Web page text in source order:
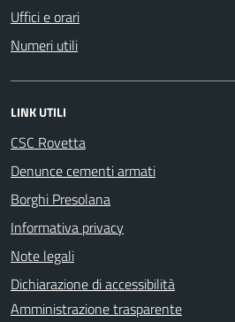
Uffici e orari
Numeri utili
LINK UTILI
CSC Rovetta
Denunce cementi armati
Borghi Presolana
Informativa privacy
Note legali
Dichiarazione di accessibilità
Amministrazione trasparente